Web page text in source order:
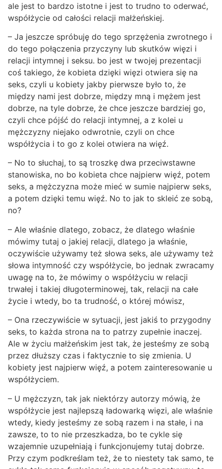
ale jest to bardzo istotne i jest to trudno to oderwać,
współżycie od całości relacji małżeńskiej.
– Ja jeszcze spróbuję do tego sprzężenia zwrotnego i
do tego połączenia przyczyny lub skutków więzi i
relacji intymnej i seksu. bo jest w twojej prezentacji
coś takiego, że kobieta dzięki więzi otwiera się na
seks, czyli u kobiety jakby pierwsze było to, że
między nami jest dobrze, między mną i mężem jest
dobrze, na tyle dobrze, że chce jeszcze bardziej go,
czyli chce pójść do relacji intymnej, a z kolei u
mężczyzny niejako odwrotnie, czyli on chce
współżycia i to go z kolei otwiera na więź.
– No to słuchaj, to są troszkę dwa przeciwstawne
stanowiska, no bo kobieta chce najpierw więź, potem
seks, a mężczyzna może mieć w sumie najpierw seks,
a potem dzięki temu więź. No to jak to skleić ze sobą,
no?
– Ale właśnie dlatego, zobacz, że dlatego właśnie
mówimy tutaj o jakiej relacji, dlatego ja właśnie,
oczywiście używamy też słowa seks, ale używamy też
słowa intymność czy współżycie, bo jednak zwracamy
uwagę na to, że mówimy o współżyciu w relacji
trwałej i takiej długoterminowej, tak, relacji na całe
życie i wtedy, bo ta trudność, o której mówisz,
– Ona rzeczywiście w sytuacji, jest jakiś to przygodny
seks, to każda strona na to patrzy zupełnie inaczej.
Ale w życiu małżeńskim jest tak, że jesteśmy ze sobą
przez dłuższy czas i faktycznie to się zmienia. U
kobiety jest najpierw więź, a potem zainteresowanie u
współżyciem.
– U mężczyzn, tak jak niektórzy autorzy mówią, że
współżycie jest najlepszą ładowarką więzi, ale właśnie
wtedy, kiedy jesteśmy ze sobą razem i na stałe, i na
zawsze, to to nie przeszkadza, bo te cykle się
wzajemnie uzupełniają i funkcjonujemy tutaj dobrze.
Przy czym podkreślam też, że to niestety tak samo, te